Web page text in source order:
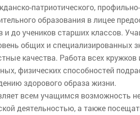
патриотического,
образования в лицее
и до учеников старших классов.
общих и специализированных
качества. Работа всех
физических способностей
здорового образа жизни.
всем учащимся возможность
деятельностью, а также